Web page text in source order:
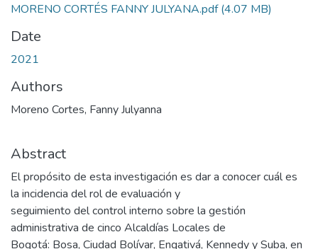
MORENO CORTÉS FANNY JULYANA.pdf(4.07 MB)
Date
2021
Authors
Moreno Cortes, Fanny Julyanna
Abstract
El propósito de esta investigación es dar a conocer cuál es
la incidencia del rol de evaluación y
seguimiento del control interno sobre la gestión
administrativa de cinco Alcaldías Locales de
Bogotá: Bosa, Ciudad Bolívar, Engativá, Kennedy y Suba, en